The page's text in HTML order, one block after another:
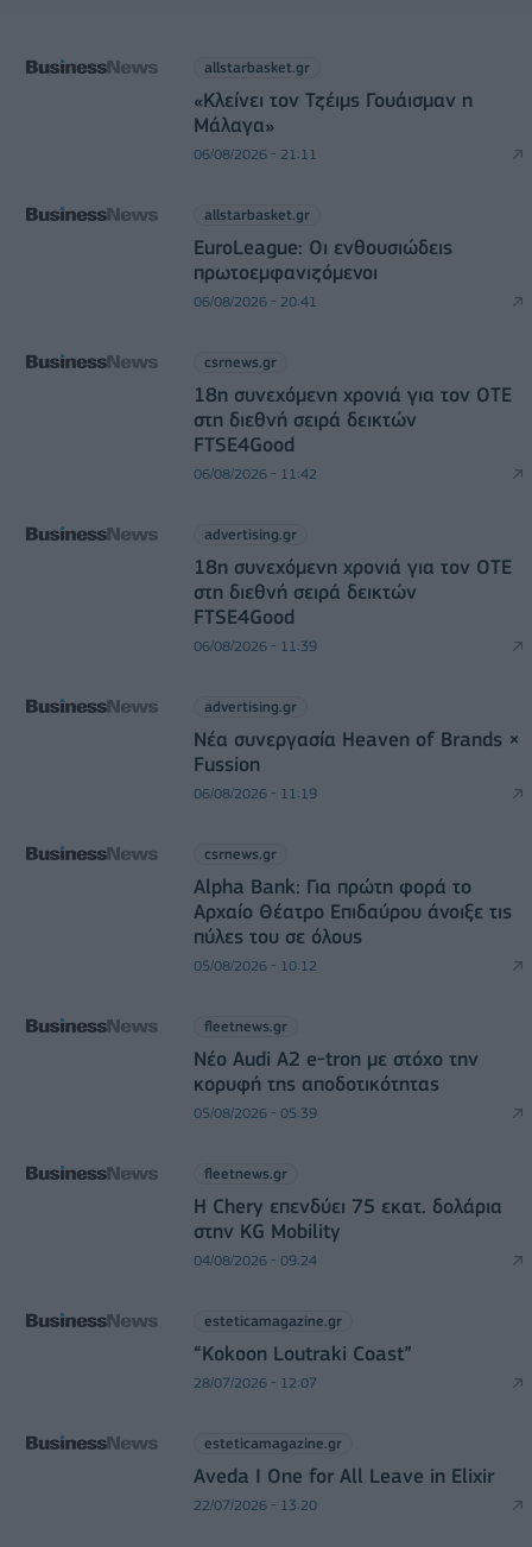
allstarbasket.gr
«Κλείνει τον Τζέιμς Γουάισμαν η
Μάλαγα»
06/08/2026 - 21:11
allstarbasket.gr
EuroLeague: Οι ενθουσιώδεις
πρωτοεμφανιζόμενοι
06/08/2026 - 20:41
csrnews.gr
18η συνεχόμενη χρονιά για τον ΟΤΕ
στη διεθνή σειρά δεικτών
FTSE4Good
06/08/2026 - 11:42
advertising.gr
18η συνεχόμενη χρονιά για τον ΟΤΕ
στη διεθνή σειρά δεικτών
FTSE4Good
06/08/2026 - 11:39
advertising.gr
Νέα συνεργασία Heaven of Brands ×
Fussion
06/08/2026 - 11:19
csrnews.gr
Alpha Bank: Για πρώτη φορά το
Αρχαίο Θέατρο Επιδαύρου άνοιξε τις
πύλες του σε όλους
05/08/2026 - 10:12
fleetnews.gr
Νέο Audi A2 e-tron με στόχο την
κορυφή της αποδοτικότητας
05/08/2026 - 05:39
fleetnews.gr
Η Chery επενδύει 75 εκατ. δολάρια
στην KG Mobility
04/08/2026 - 09:24
esteticamagazine.gr
“Kokoon Loutraki Coast”
28/07/2026 - 12:07
esteticamagazine.gr
Aveda I One for All Leave in Elixir
22/07/2026 - 13:20